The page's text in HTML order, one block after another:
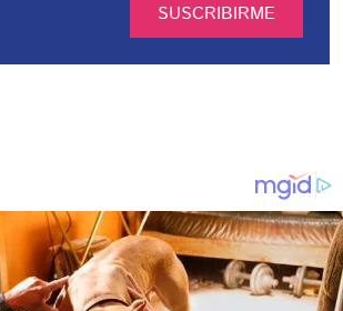
SUSCRIBIRME